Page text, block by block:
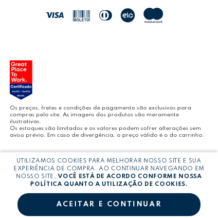
BLOG LEONORA
Os preços, fretes e condições de pagamento são exclusivos para
compras pelo site. As imagens dos produtos são meramente
ilustrativas.
Os estoques são limitados e os valores podem sofrer alterações sem
aviso prévio. Em caso de divergência, o preço válido é o do carrinho.
Copyright © LEONORA COMERCIO INTERNACIONAL LTDA - CNPJ:
03.064.692/0005-53
UTILIZAMOS COOKIES PARA MELHORAR NOSSO SITE E SUA
EXPERIÊNCIA DE COMPRA. AO CONTINUAR NAVEGANDO EM
NOSSO SITE,VOCÊ ESTÁ DE ACORDO CONFORME NOSSA
POLÍTICA QUANTO A UTILIZAÇÃO DE COOKIES.
ACEITAR E CONTINUAR